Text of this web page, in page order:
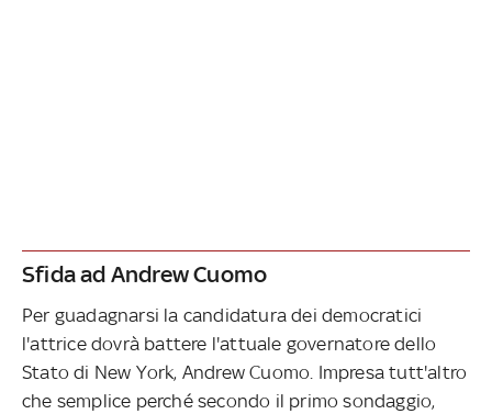
Sfida ad Andrew Cuomo
Per guadagnarsi la candidatura dei democratici
l'attrice dovrà battere l'attuale governatore dello
Stato di New York, Andrew Cuomo. Impresa tutt'altro
che semplice perché secondo il primo sondaggio,